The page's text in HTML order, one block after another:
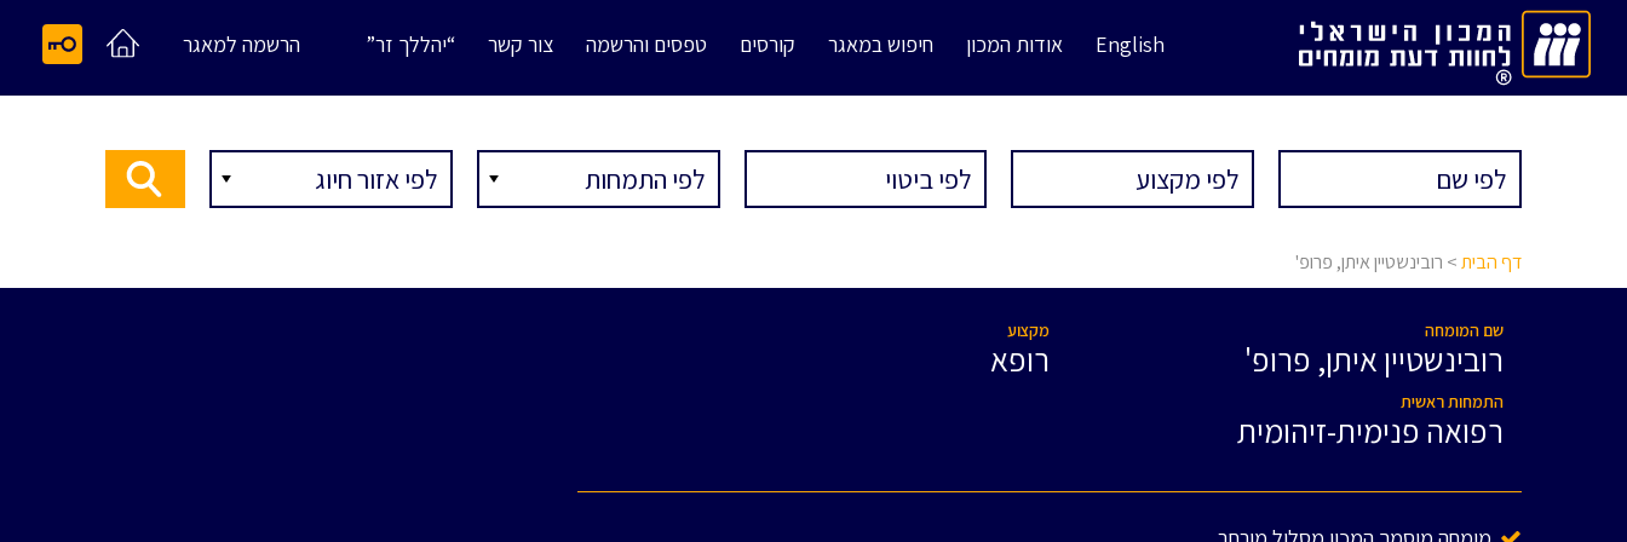
English אודות המכון חיפוש במאגר קורסים טפסים והרשמה צור קשר “יהללך זר” הרשמה למאגר
דף הבית> רובינשטיין איתן, פרופ'
שם המומחה
רובינשטיין איתן, פרופ'
התמחות ראשית
רפואה פנימית-זיהומית
מקצוע
רופא